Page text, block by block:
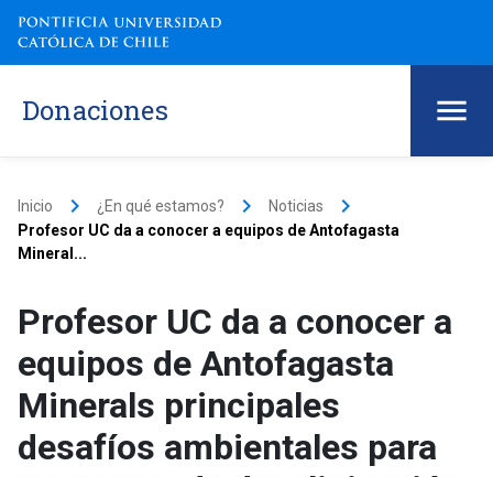
Donaciones
Inicio keyboard_arrow_right ¿En qué estamos? keyboard_arrow_right Noticias keyboard_arrow_right
Profesor UC da a conocer a equipos de Antofagasta
Mineral...
Profesor UC da a conocer a
equipos de Antofagasta
Minerals principales
desafíos ambientales para